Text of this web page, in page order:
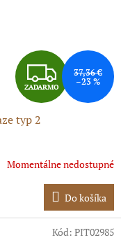
Z
A
A
R
M
ZADARMO
37,36 €
–23 %
typ 2
Momentálne nedostupné
Do košíka
Kód: PIT02985